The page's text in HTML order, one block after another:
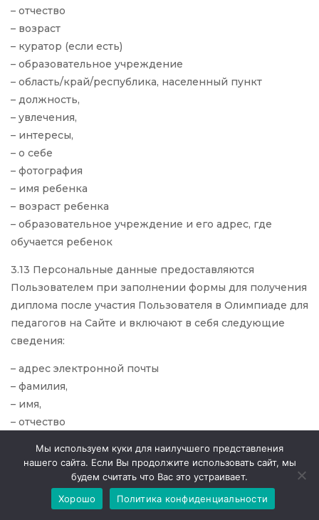
– отчество
– возраст
– куратор (если есть)
– образовательное учреждение
– область/край/республика, населенный пункт
– должность,
– увлечения,
– интересы,
– о себе
– фотография
– имя ребенка
– возраст ребенка
– образовательное учреждение и его адрес, где
обучается ребенок
3.13 Персональные данные предоставляются
Пользователем при заполнении формы для получения
диплома после участия Пользователя в Олимпиаде для
педагогов на Сайте и включают в себя следующие
сведения:
– адрес электронной почты
– фамилия,
– имя,
– отчество
– область/край/республика, населенный пункт.
Заполняя эту форму, Пользователь тем самым дает
свое согласие ООПД на распространение ПДР,
Мы используем куки для наилучшего представления
нашего сайта. Если Вы продолжите использовать сайт, мы
будем считать что Вас это устраивает.
Хорошо
Политика конфиденциальности